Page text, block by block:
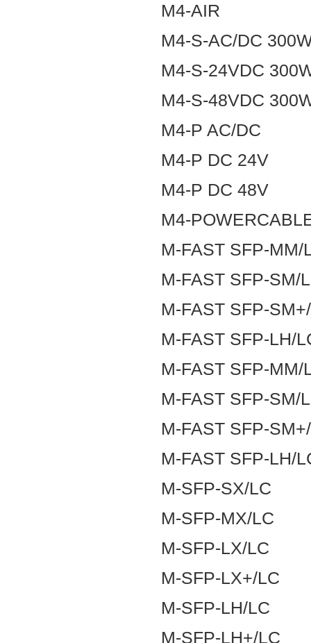
M4-AIR
M4-S-AC/DC
M4-S-24VDC
M4-S-48VDC
M4-P AC/DC
M4-P DC 24V
M4-P DC 48V
M4-
M-FAST SFP-MM/
M-FAST SFP-SM/
M-FAST SFP-
M-FAST SFP-LH/
M-FAST SFP-MM/
M-FAST SFP-SM/
M-FAST SFP-
M-FAST SFP-LH/
M-SFP-SX/LC
M-SFP-MX/LC
M-SFP-LX/LC
M-SFP-LX+/LC
M-SFP-LH/LC
M-SFP-LH+/LC